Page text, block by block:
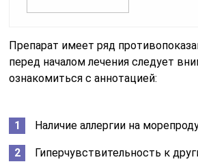
Препарат имеет ряд
перед началом лечения следует
ознакомиться с аннотацией:
Наличие аллергии на
Гиперчувствительность к